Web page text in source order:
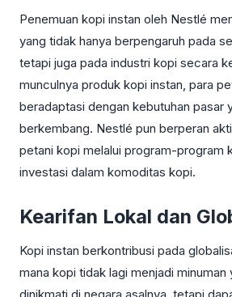
Penemuan kopi instan oleh Nestlé
yang tidak hanya berpengaruh pada
tetapi juga pada industri kopi secara
munculnya produk kopi instan, para
beradaptasi dengan kebutuhan pasar
berkembang. Nestlé pun berperan
petani kopi melalui program-program
investasi dalam komoditas kopi.
Kearifan Lokal dan
Kopi instan berkontribusi pada
mana kopi tidak lagi menjadi minuman